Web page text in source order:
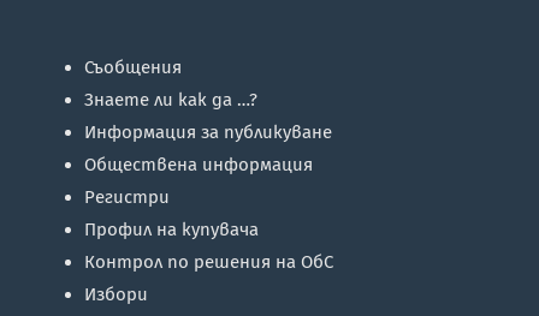
Съобщения
Знаете ли как да …?
Информация за публикуване
Обществена информация
Регистри
Профил на купувача
Контрол по решения на ОбС
Избори